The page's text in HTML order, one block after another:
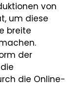
von
um diese
breite
der
die Online-